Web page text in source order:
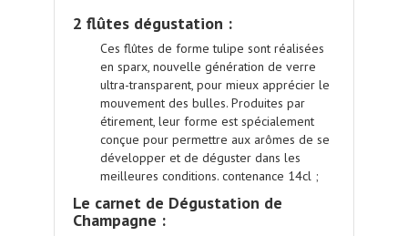
2 flûtes dégustation :
Ces flûtes de forme tulipe sont réalisées
en sparx, nouvelle génération de verre
ultra-transparent, pour mieux apprécier le
mouvement des bulles. Produites par
étirement, leur forme est spécialement
conçue pour permettre aux arômes de se
développer et de déguster dans les
meilleures conditions. contenance 14cl ;
Le carnet de Dégustation de
Champagne :